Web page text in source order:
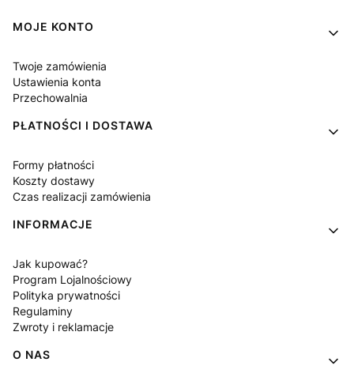
Linki w stopce
MOJE KONTO
Twoje zamówienia
Ustawienia konta
Przechowalnia
PŁATNOŚCI I DOSTAWA
Formy płatności
Koszty dostawy
Czas realizacji zamówienia
INFORMACJE
Jak kupować?
Program Lojalnościowy
Polityka prywatności
Regulaminy
Zwroty i reklamacje
O NAS